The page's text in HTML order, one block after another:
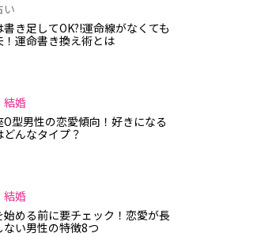
い
書き足してOK?!運命線がなくても
！運命書き換え術とは
結婚
O型男性の恋愛傾向！好きになる
どんなタイプ？
結婚
始める前に要チェック！恋愛が長
ない男性の特徴8つ